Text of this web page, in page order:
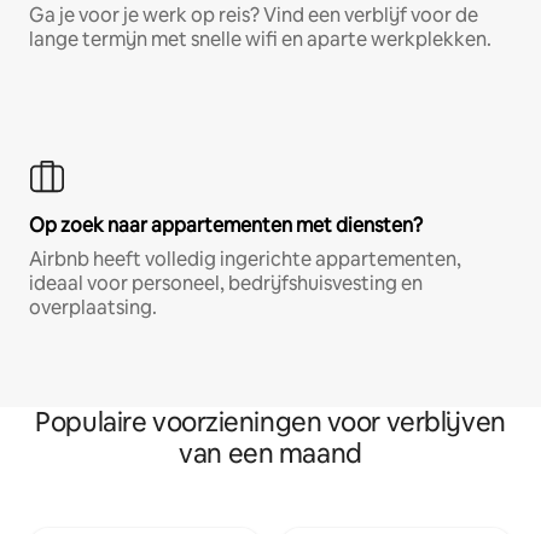
Ga je voor je werk op reis? Vind een verblijf voor de
lange termijn met snelle wifi en aparte werkplekken.
Op zoek naar appartementen met diensten?
Airbnb heeft volledig ingerichte appartementen,
ideaal voor personeel, bedrijfshuisvesting en
overplaatsing.
Populaire voorzieningen voor verblijven
van een maand